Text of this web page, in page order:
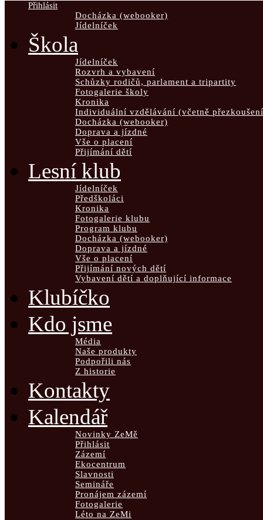
Přihlásit
Docházka (webooker)
Jídelníček
Škola
Jídelníček
Rozvrh a vybavení
Schůzky rodičů, parlament a tripartity
Fotogalerie školy
Kronika
Individuální vzdělávání (včetně
Docházka (webooker)
Doprava a jízdné
Vše o placení
Přijímání dětí
Lesní klub
Jídelníček
Předškoláci
Kronika
Fotogalerie klubu
Program klubu
Docházka (webooker)
Doprava a jízdné
Vše o placení
Přijímání nových dětí
Vybavení dětí a doplňující informace
Klubíčko
Kdo jsme
Média
Naše produkty
Podpořili nás
Z historie
Kontakty
Kalendář
Novinky ZeMě
Přihlásit
Zázemí
Ekocentrum
Slavnosti
Semináře
Pronájem zázemí
Fotogalerie
Léto na ZeMi